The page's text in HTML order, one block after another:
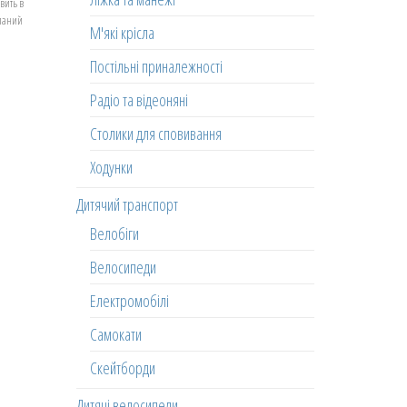
в
М'які крісла
Постільні приналежності
Радіо та відеоняні
Столики для сповивання
Ходунки
Дитячий транспорт
Велобіги
Велосипеди
Електромобілі
Самокати
Скейтборди